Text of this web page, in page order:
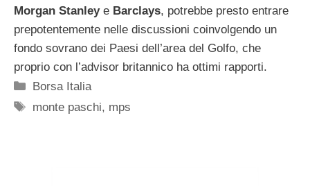
Morgan Stanleye Barclays, potrebbe presto entrare
prepotentemente nelle discussioni coinvolgendo un
fondo sovrano dei Paesi dell’area del Golfo, che
proprio con l’advisor britannico ha ottimi rapporti.
Categorie
Borsa Italia
Tag
monte paschi, mps